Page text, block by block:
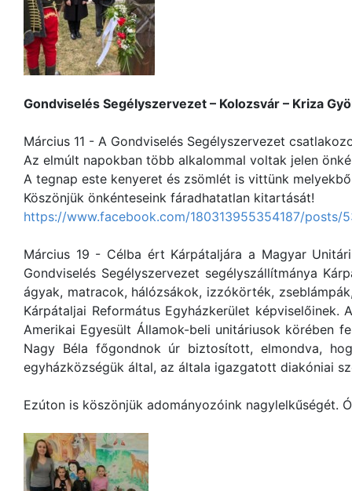
Gondviselés Segélyszervezet – Kolozsvár – Kriza
Március 11 - A Gondviselés Segélyszervezet
Az elmúlt napokban több alkalommal voltak jelen
A tegnap este kenyeret és zsömlét is vittünk
Köszönjük önkénteseink fáradhatatlan kitartását!
https://www.facebook.com/180313955354187/posts/
Március 19 - Célba ért Kárpátaljára a Magyar
Gondviselés Segélyszervezet segélyszállítmánya
ágyak, matracok, hálózsákok, izzókörték,
Kárpátaljai Református Egyházkerület
Amerikai Egyesült Államok-beli unitáriusok körében
Nagy Béla főgondnok úr biztosított, elmondva,
egyházközségük által, az általa igazgatott diakóniai
Ezúton is köszönjük adományozóink nagylelkűségét.